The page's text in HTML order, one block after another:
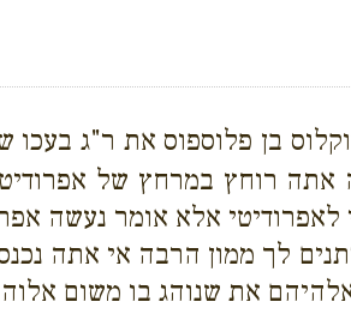
בן פלוספוס את ר"ג
רוחץ במרחץ של
אלא אומר נעשה
לך ממון הרבה אי אתה
את שנוהג בו משום